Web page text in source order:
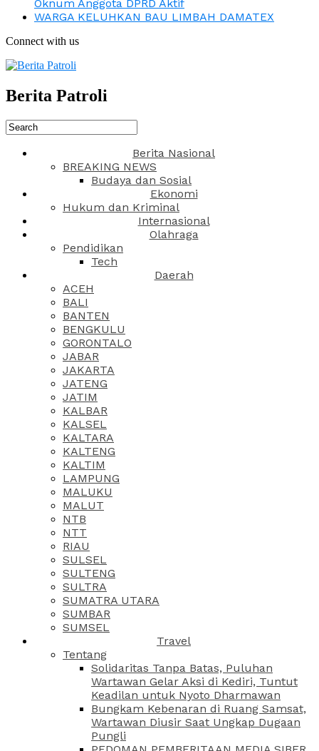
Oknum Anggota DPRD Aktif
WARGA KELUHKAN BAU LIMBAH DAMATEX
Connect with us
Berita Patroli
Berita Nasional
BREAKING NEWS
Budaya dan Sosial
Ekonomi
Hukum dan Kriminal
Internasional
Olahraga
Pendidikan
Tech
Daerah
ACEH
BALI
BANTEN
BENGKULU
GORONTALO
JABAR
JAKARTA
JATENG
JATIM
KALBAR
KALSEL
KALTARA
KALTENG
KALTIM
LAMPUNG
MALUKU
MALUT
NTB
NTT
RIAU
SULSEL
SULTENG
SULTRA
SUMATRA UTARA
SUMBAR
SUMSEL
Travel
Tentang
Solidaritas Tanpa Batas, Puluhan
Wartawan Gelar Aksi di Kediri, Tuntut
Keadilan untuk Nyoto Dharmawan
Bungkam Kebenaran di Ruang Samsat,
Wartawan Diusir Saat Ungkap Dugaan
Pungli